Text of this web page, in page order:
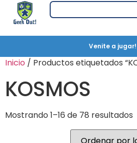
Venite a jugar!
Inicio / Productos etiquetados
KOSMOS
Mostrando 1–16 de 78 resultados